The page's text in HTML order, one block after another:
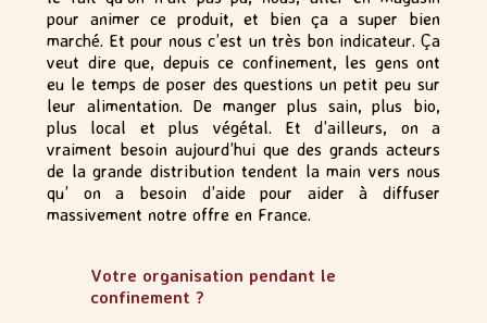
pour animer ce produit, et bien ça a super bien
marché. Et pour nous c’est un très bon indicateur. Ça
veut dire que, depuis ce confinement, les gens ont
eu le temps de poser des questions un petit peu sur
leur alimentation. De manger plus sain, plus bio,
plus local et plus végétal. Et d’ailleurs, on a
vraiment besoin aujourd’hui que des grands acteurs
de la grande distribution tendent la main vers nous
qu’ on a besoin d’aide pour aider à diffuser
massivement notre offre en France.
Votre organisation pendant le
confinement ?